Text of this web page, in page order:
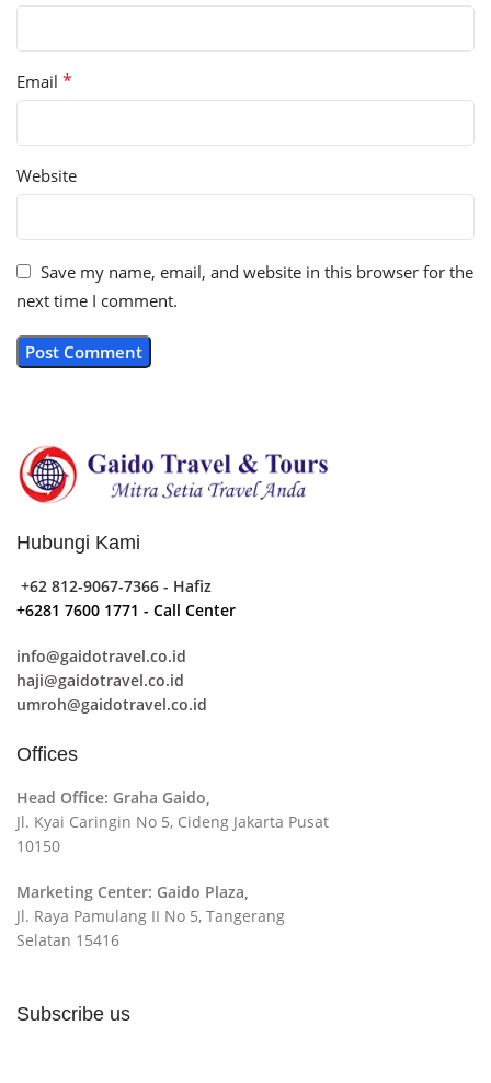
Email *
Website
Save my name, email, and website in this browser for the
next time I comment.
Hubungi Kami
+62 812-9067-7366 - Hafiz
+6281 7600 1771 - Call Center
info@gaidotravel.co.id
haji@gaidotravel.co.id
umroh@gaidotravel.co.id
Offices
Head Office: Graha Gaido,
Jl. Kyai Caringin No 5, Cideng Jakarta Pusat
10150
Marketing Center: Gaido Plaza,
Jl. Raya Pamulang II No 5, Tangerang
Selatan 15416
Subscribe us